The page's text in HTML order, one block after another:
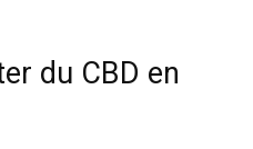
du CBD en